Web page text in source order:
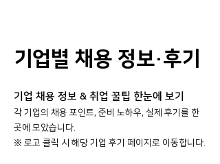
기업별 채용 정보·후기
기업 채용 정보 & 취업 꿀팁 한눈에 보기
각 기업의 채용 포인트, 준비 노하우, 실제 후기를 한
곳에 모았습니다.
​※ 로고 클릭 시 해당 기업 후기 페이지로 이동합니다.